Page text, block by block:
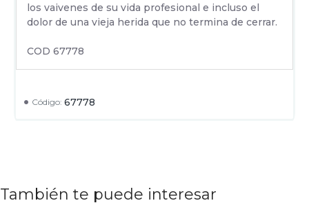
Código: 67778
los vaivenes de su vida profesional e incluso el
dolor de una vieja herida que no termina de cerrar.
COD 67778
También te puede interesar